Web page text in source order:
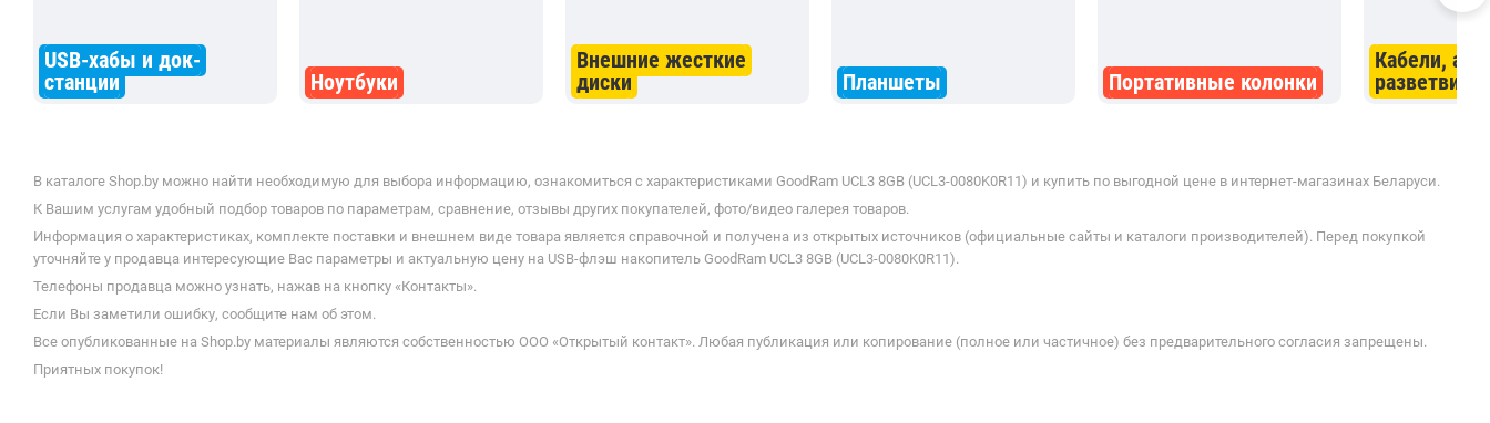
USB-хабы и док-
станции
Ноутбуки
Внешние жесткие
диски
Планшеты Портативные колонки
Кабели,
В каталоге Shop.by можно найти необходимую для выбора информацию, ознакомиться с характеристиками GoodRam UCL3 8GB (UCL3-0080K0R11) и купить по выгодной цене в интернет-магазинах Беларуси.
К Вашим услугам удобный подбор товаров по параметрам, сравнение, отзывы других покупателей, фото/видео галерея товаров.
Информация о характеристиках, комплекте поставки и внешнем виде товара является справочной и получена из открытых источников (официальные сайты и каталоги производителей). Перед покупкой
уточняйте у продавца интересующие Вас параметры и актуальную цену на USB-флэш накопитель GoodRam UCL3 8GB (UCL3-0080K0R11).
Телефоны продавца можно узнать, нажав на кнопку «Контакты».
Если Вы заметили ошибку, сообщите нам об этом.
Все опубликованные на Shop.by материалы являются собственностью ООО «Открытый контакт». Любая публикация или копирование (полное или частичное) без предварительного согласия запрещены.
Приятных покупок!